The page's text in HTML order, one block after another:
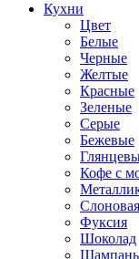
Кухни
Цвет
Белые
Черные
Желтые
Красные
Зеленые
Серые
Бежевые
Кофе с
Фуксия
Шоколад
Шампань